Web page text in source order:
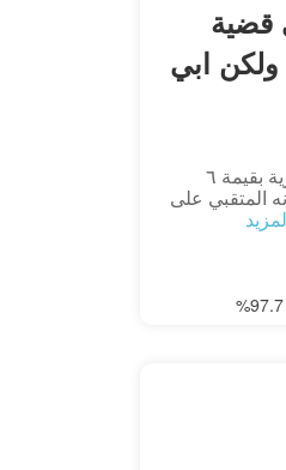
قضية
٦ مليون ولكن ابي
البنك رافع على والدي قضية تجارية بقيمة ٦
المتقبي على